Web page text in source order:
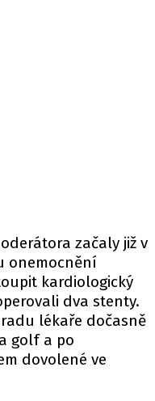
začaly již v
onemocnění
kardiologický
dva stenty.
lékaře dočasně
golf a po
dovolené ve